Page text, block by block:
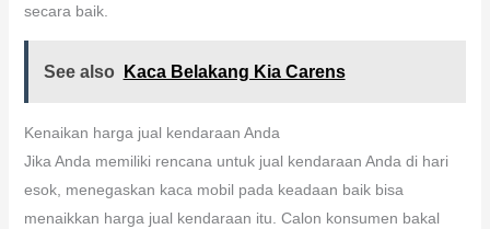
secara baik.
See also Kaca Belakang Kia Carens
Kenaikan harga jual kendaraan Anda
Jika Anda memiliki rencana untuk jual kendaraan Anda di hari
esok, menegaskan kaca mobil pada keadaan baik bisa
menaikkan harga jual kendaraan itu. Calon konsumen bakal